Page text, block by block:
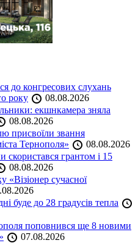
до конгресових слухань
року
08.08.2026
екшнкамера зняла
08.08.2026
присвоїли звання
Тернополя»
08.08.2026
грантом і 15
08.08.2026
«Візіонер сучасної
буде до 28 градусів тепла
поповнився ще 8 новими
07.08.2026